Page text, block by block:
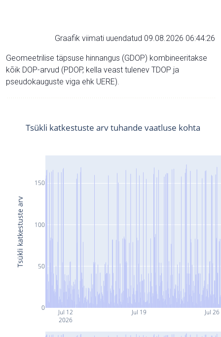
Graafik viimati uuendatud 09.08.2026 06:44:26
Geomeetrilise täpsuse hinnangus (GDOP) kombineeritakse
kõik DOP-arvud (PDOP, kella veast tulenev TDOP ja
pseudokauguste viga ehk UERE).
Jul 12
2026
Jul 19 Jul 26
0
50
100
150
Tsükli katkestuste arv tuhande vaatluse kohta
Tsükli katkestuste arv